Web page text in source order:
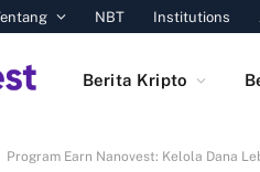
NBT Institutions
Berita Kripto
Program Earn Nanovest: Kelola Dana